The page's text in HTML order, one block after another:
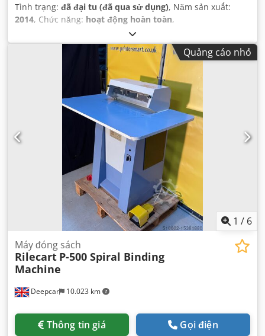
Tình trạng: đã đại tu (đã qua sử dụng), Năm sản xuất:
2014, Chức năng: hoạt động hoàn toàn,
Quảng cáo nhỏ
1 / 6
Deepcar 10.023 km
Máy đóng sách
Rilecart P-500 Spiral Binding
Machine
Thông tin giá Gọi điện